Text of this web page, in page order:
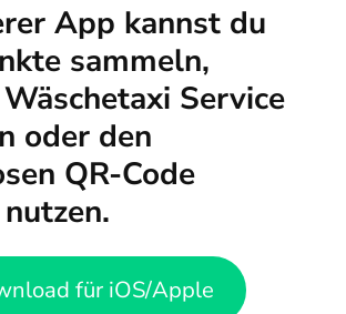
App kannst du
sammeln,
Service
oder den
QR-Code
für iOS/Apple